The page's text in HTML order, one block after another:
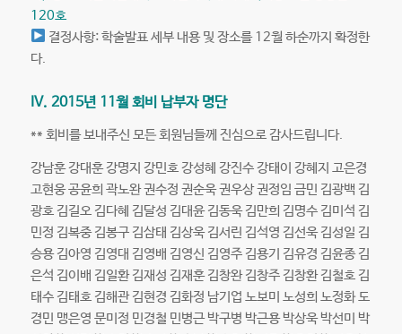
120호
결정사항: 학술발표 세부 내용 및 장소를 12월 하순까지 확정한
다.
IV. 2015년 11월 회비 납부자 명단
** 회비를 보내주신 모든 회원님들께 진심으로 감사드립니다.
강남훈 강대훈 강명지 강민호 강성혜 강진수 강태이 강혜지 고은경
고현웅 공윤희 곽노완 권수정 권순욱 권우상 권정임 금민 김광백 김
광호 김길오 김다혜 김달성 김대윤 김동욱 김만희 김명수 김미석 김
민정 김복중 김봉구 김삼태 김상욱 김서린 김석영 김선욱 김성일 김
승용 김아영 김영대 김영배 김영신 김영주 김용기 김유경 김윤종 김
은석 김이배 김일환 김재성 김재훈 김창완 김창주 김창환 김철호 김
태수 김태호 김해관 김현경 김화정 남기업 노보미 노성희 노정화 도
경민 맹은영 문미정 민경철 민병근 박구병 박근용 박상욱 박선미 박